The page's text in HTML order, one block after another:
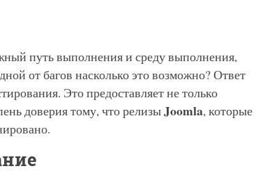
путь выполнения и среду выполнения,
от багов насколько это возможно? Ответ
Это предоставляет не только
доверия тому, что релизыJoomla, которые